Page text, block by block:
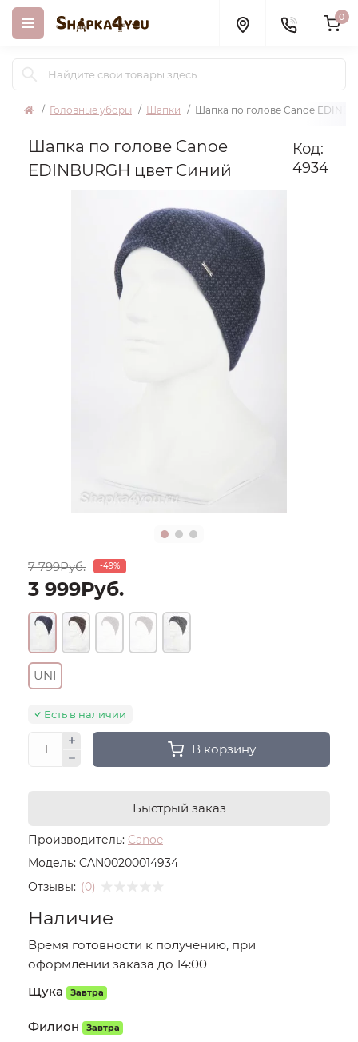
0
Головные уборы Шапки Шапка по голове Canoe
Шапка по голове Canoe
EDINBURGH цвет Синий
Код:
4934
Производитель: Canoe
Модель: CAN00200014934
Отзывы: (0)
7 799Руб. -49%
3 999Руб.
UNI
Есть в наличии
В корзину
Быстрый заказ
Наличие
Время готовности к получению, при
оформлении заказа до 14:00
Щука
Завтра
Филион Завтра